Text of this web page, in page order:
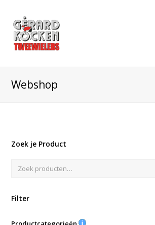
Webshop
Zoek je Product
Filter